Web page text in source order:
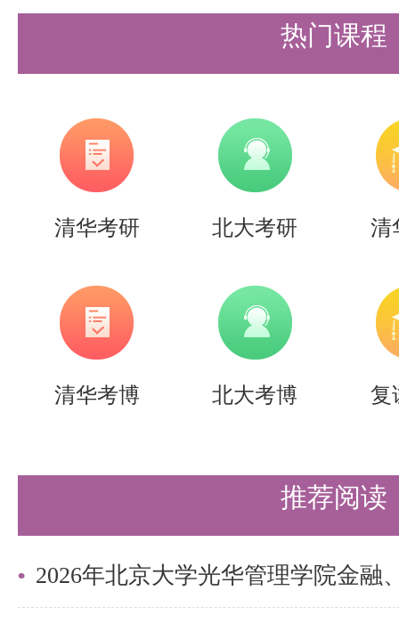
可以关注相关领域的最新动态和
考研清华深研院机械（智能制造
战的征程，但只要考生选择合适
习，就一定能够在专业课考试中
北愿与各位考生携手共进，为实
以上是关于【26考研|清华大学深
持。盛世清北-清北考研集训营，
实战营、清北冲刺营，更有清北
热门课程
清华考研 北大考研 清
清华考博 北大考博 复
推荐阅读